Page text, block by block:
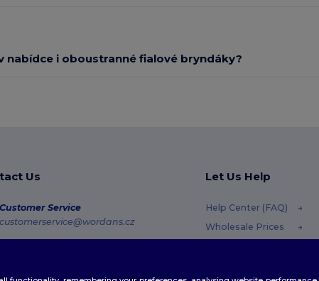
nabídce i oboustranné fialové bryndáky?
Us
Customer Service
customerservice@wordans.cz
Let Us Help
Help Center (FAQ)
Wholesale Prices